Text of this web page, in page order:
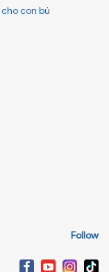
con bú
Follow